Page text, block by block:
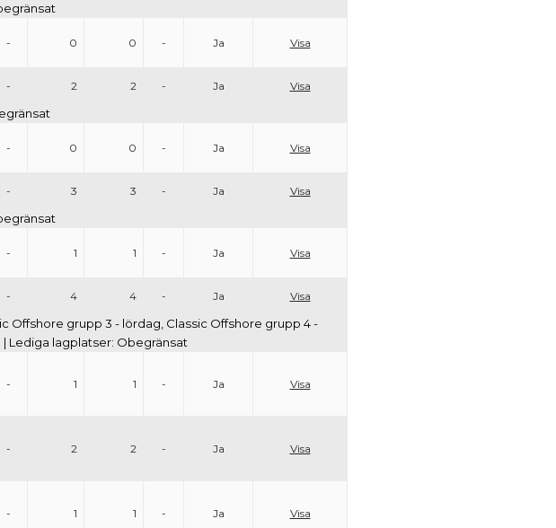
- 0 0 - Ja Visa
- 2 2 - Ja Visa
- 0 0 - Ja Visa
- 3 3 - Ja Visa
- 1 1 - Ja Visa
- 4 4 - Ja Visa
Offshore grupp 3 - lördag, Classic Offshore grupp 4 -
Lediga lagplatser: Obegränsat
- 1 1 - Ja Visa
- 2 2 - Ja Visa
- 1 1 - Ja Visa